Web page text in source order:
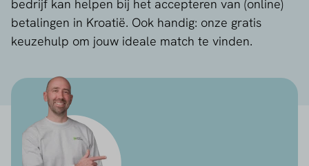
bedrijf kan helpen bij het accepteren van (online)
betalingen in Kroatië. Ook handig: onze gratis
keuzehulp om jouw ideale match te vinden.